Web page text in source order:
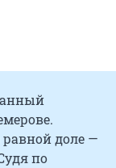
равной доле —
по